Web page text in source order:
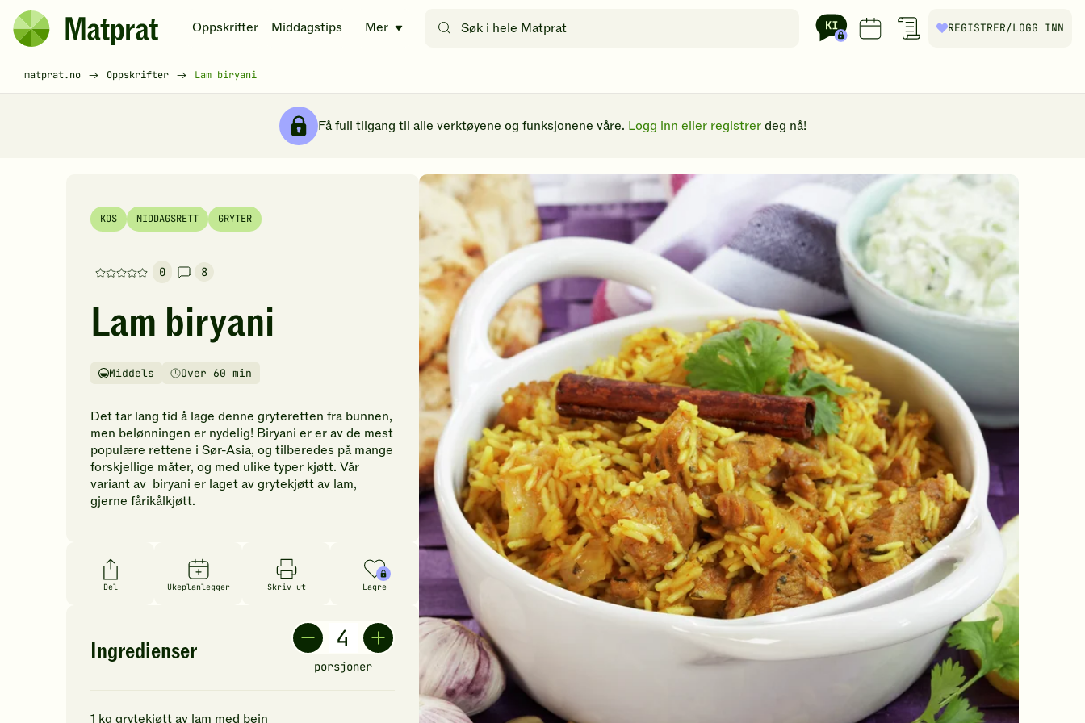
Hopp til hovedinnhold
Matprat
hjemmeside
Oppskrifter Middagstips Mer
etter
REGISTRER/LOGG INN
matprat.no Oppskrifter Lam biryani
Få full tilgang til alle verktøyene og funksjonene våre. Logg inn eller registrer deg nå!
KOS MIDDAGSRETT GRYTER
0
Denne
har
foreløpig
vurderinger.
første
til
å
vurdere
denne
oppskriften.
8
Lam biryani
Vanskelighetsgrad
Middels
TilberedningstidOver 60 min
Det tar lang tid å lage denne gryteretten fra bunnen,
men belønningen er nydelig! Biryani er er av de mest
populære rettene i Sør-Asia, og tilberedes på mange
forskjellige måter, og med ulike typer kjøtt. Vår
variant av biryani er laget av grytekjøtt av lam,
gjerne fårikålkjøtt.
Del Ukeplanlegger Skriv ut Lagre
Ingredienser
porsjoner
1 kg grytekjøtt av lam med bein